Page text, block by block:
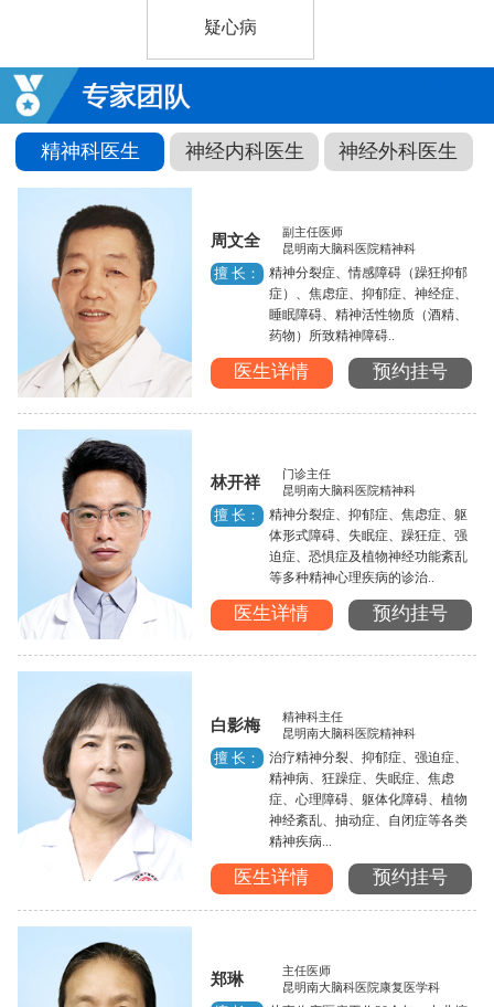
疑心病
精神科医生 神经内科医生 神经外科医生
周文全
副主任医师
昆明南大脑科医院精神科
擅 长：
精神分裂症、情感障碍（躁狂抑郁
症）、焦虑症、抑郁症、神经症、
睡眠障碍、精神活性物质（酒精、
药物）所致精神障碍..
医生详情 预约挂号
林开祥
门诊主任
昆明南大脑科医院精神科
擅 长：
精神分裂症、抑郁症、焦虑症、躯
体形式障碍、失眠症、躁狂症、强
迫症、恐惧症及植物神经功能紊乱
等多种精神心理疾病的诊治..
医生详情 预约挂号
白影梅
精神科主任
昆明南大脑科医院精神科
擅 长：
治疗精神分裂、抑郁症、强迫症、
精神病、狂躁症、失眠症、焦虑
症、心理障碍、躯体化障碍、植物
神经紊乱、抽动症、自闭症等各类
精神疾病...
医生详情 预约挂号
郑琳
主任医师
昆明南大脑科医院康复医学科